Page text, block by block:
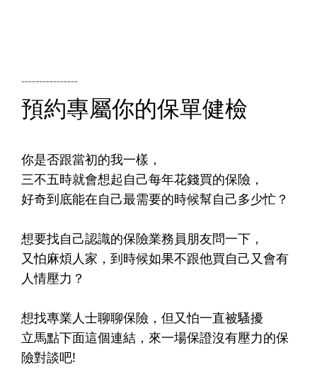
----------------
預約專屬你的保單健檢
你是否跟當初的我一樣，
三不五時就會想起自己每年花錢買的保險，
好奇到底能在自己最需要的時候幫自己多少忙？
想要找自己認識的保險業務員朋友問一下，
又怕麻煩人家，到時候如果不跟他買自己又會有
人情壓力？
想找專業人士聊聊保險，但又怕一直被騷擾
立馬點下面這個連結，來一場保證沒有壓力的保
險對談吧!